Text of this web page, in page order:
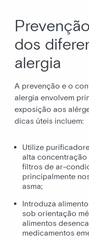
dos
alergia
A prevenção e o
alergia envolvem
exposição aos
dicas úteis incluem:
Utilize
alta concentração
filtros de ar-
principalmente
asma;
Introduza
sob orientação
alimentos
medicamentos